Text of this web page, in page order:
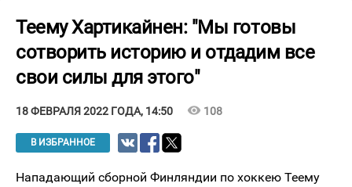
Теему Хартикайнен: "Мы готовы
сотворить историю и отдадим все
свои силы для этого"
18 ФЕВРАЛЯ 2022 ГОДА, 14:50 visibility 108
В ИЗБРАННОЕ
Нападающий сборной Финляндии по хоккею Теему